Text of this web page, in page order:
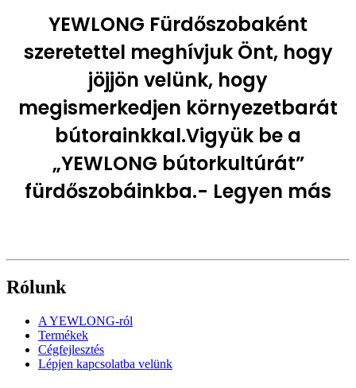
YEWLONG Fürdőszobaként
szeretettel meghívjuk Önt, hogy
jöjjön velünk, hogy
megismerkedjen környezetbarát
bútorainkkal.Vigyük be a
„YEWLONG bútorkultúrát”
fürdőszobáinkba.- Legyen más
Rólunk
A YEWLONG-ról
Termékek
Cégfejlesztés
Lépjen kapcsolatba velünk